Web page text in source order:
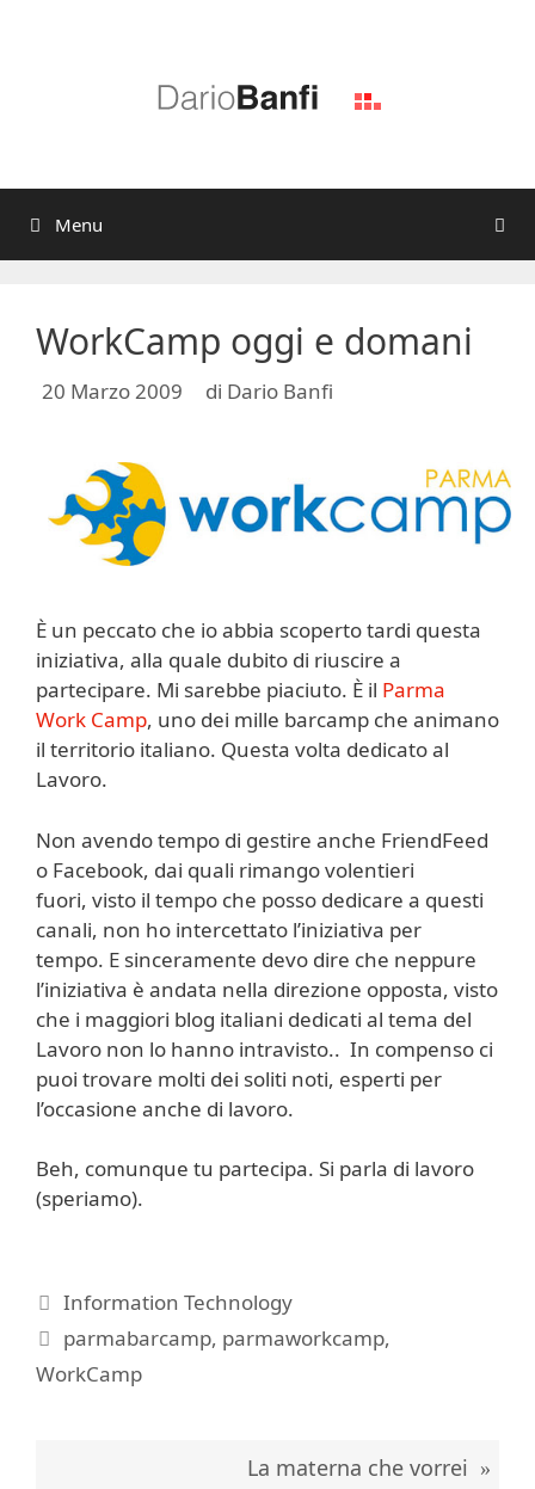
Menu
WorkCamp oggi e domani
20 Marzo 2009 di Dario Banfi
È un peccato che io abbia scoperto tardi questa
iniziativa, alla quale dubito di riuscire a
partecipare. Mi sarebbe piaciuto. È il Parma
Work Camp, uno dei mille barcamp che animano
il territorio italiano. Questa volta dedicato al
Lavoro.
Non avendo tempo di gestire anche FriendFeed
o Facebook, dai quali rimango volentieri
fuori, visto il tempo che posso dedicare a questi
canali, non ho intercettato l’iniziativa per
tempo. E sinceramente devo dire che neppure
l’iniziativa è andata nella direzione opposta, visto
che i maggiori blog italiani dedicati al tema del
Lavoro non lo hanno intravisto.. In compenso ci
puoi trovare molti dei soliti noti, esperti per
l’occasione anche di lavoro.
Beh, comunque tu partecipa. Si parla di lavoro
(speriamo).
Categorie
Information Technology
Tag
parmabarcamp, parmaworkcamp,
WorkCamp
La materna che vorrei